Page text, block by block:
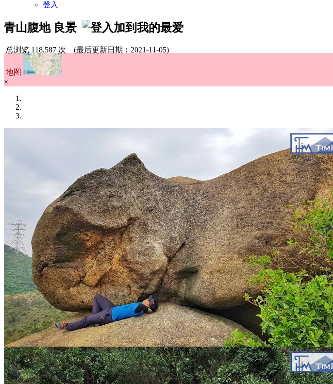
登入
青山腹地 良景
总浏览 118,587 次 (最后更新日期︰2021-11-05)
地图
×